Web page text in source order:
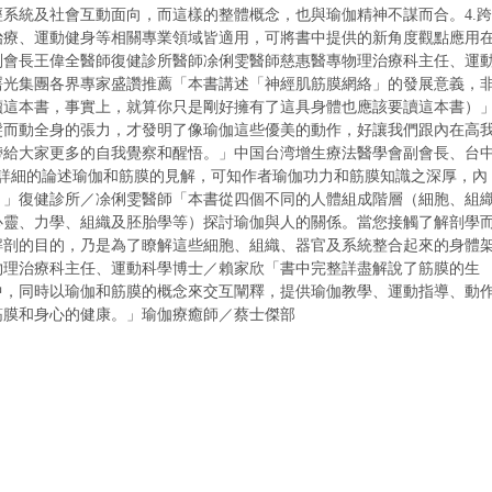
統及社會互動面向，而這樣的整體概念，也與瑜伽精神不謀而合。 4.跨
、運動健身等相關專業領域皆適用，可將書中提供的新角度觀點應用
長王偉全醫師復健診所醫師凃俐雯醫師慈惠醫專物理治療科主任、運
集團各界專家盛讚推薦 「本書講述「神經肌筋膜網絡」的發展意義，
本書，事實上，就算你只是剛好擁有了這具身體也應該要讀這本書）」
動全身的張力，才發明了像瑜伽這些優美的動作，好讓我們跟內在高
大家更多的自我覺察和醒悟。」中国台湾增生療法醫學會副會長、台中
細的論述瑜伽和筋膜的見解，可知作者瑜伽功力和筋膜知識之深厚，內
復健診所／凃俐雯醫師 「本書從四個不同的人體組成階層（細胞、組
、力學、組織及胚胎學等）探討瑜伽與人的關係。當您接觸了解剖學而
的目的，乃是為了瞭解這些細胞、組織、器官及系統整合起來的身體
治療科主任、運動科學博士／賴家欣 「書中完整詳盡解說了筋膜的生
同時以瑜伽和筋膜的概念來交互闡釋，提供瑜伽教學、運動指導、動
和身心的健康。」瑜伽療癒師／蔡士傑部